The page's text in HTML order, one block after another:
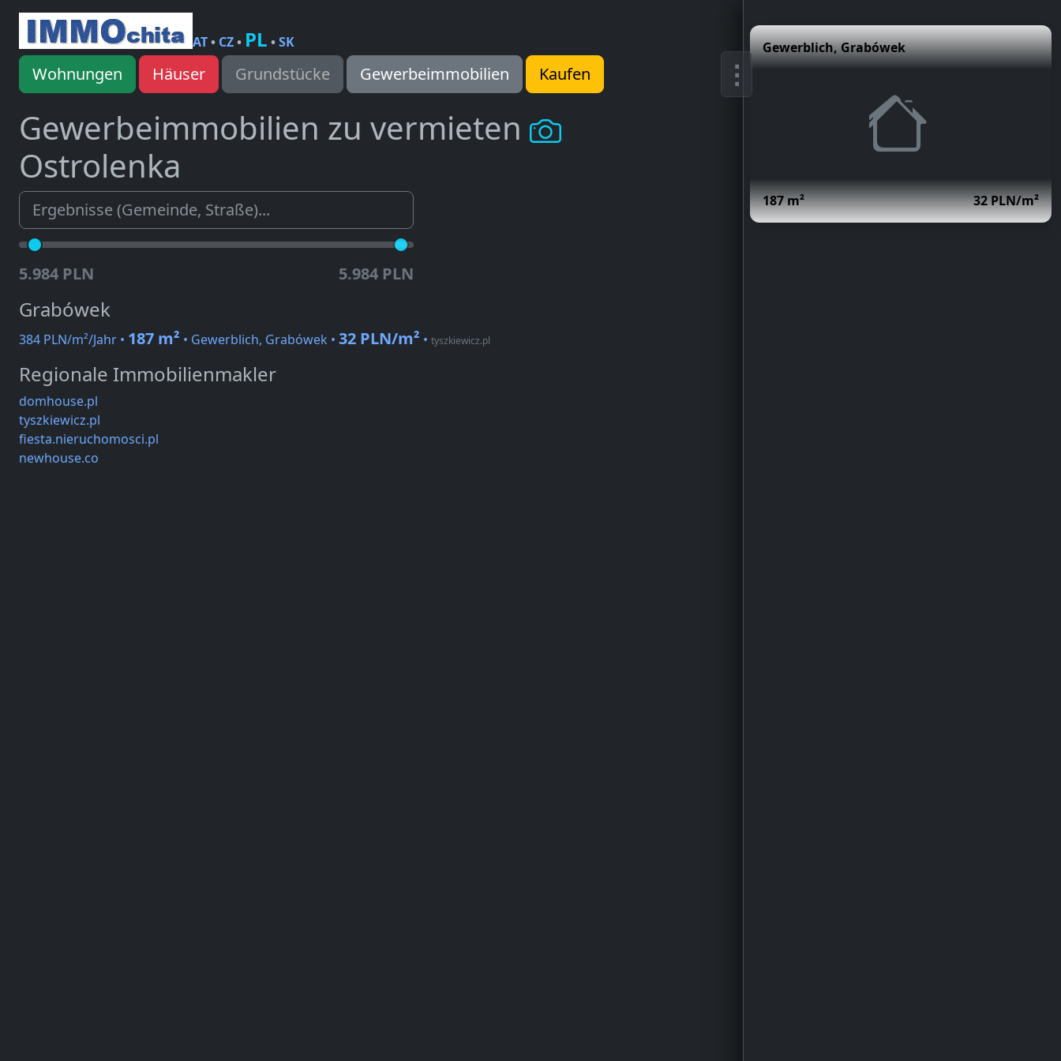
AT• CZ• PL •SK
Wohnungen Häuser Grundstücke Gewerbeimmobilien Kaufen
Gewerbeimmobilien zu vermieten
Ostrolenka
5.984 PLN 5.984 PLN
Grabówek
384 PLN/m²/Jahr • 187 m² • Gewerblich, Grabówek • 32 PLN/m² • tyszkiewicz.pl
Regionale Immobilienmakler
domhouse.pl
tyszkiewicz.pl
fiesta.nieruchomosci.pl
newhouse.co